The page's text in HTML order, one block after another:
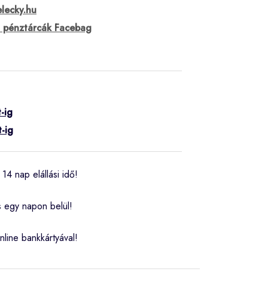
pénztárcák Facebag
ig
ig
nap elállási idő!
egy napon belül!
bankkártyával!